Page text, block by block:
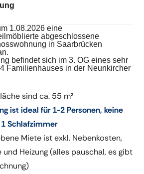
1.08.2026 eine
abgeschlossene
in Saarbrücken
befindet sich im 3. OG eines sehr
Familienhauses in der Neunkircher
sind ca. 55 m²
ist ideal für 1-2 Personen, keine
Schlafzimmer
Miete ist exkl. Nebenkosten,
und Heizung (alles pauschal, es gibt